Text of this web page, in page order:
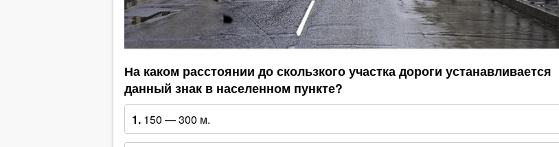
На каком расстоянии до скользкого участка дороги устанавливается
данный знак в населенном пункте?
1.150 — 300 м.